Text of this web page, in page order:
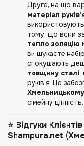
Друге, на що
матеріал
тому, що вони
теплоізоляцію
ви шукаєте
спокушають
товщину сталі
руків’я. Це
Хмельницькому
сімейну
⭐️ Відгуки
Shampura.net